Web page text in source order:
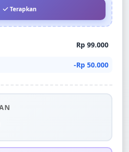
Terapkan
Rp 99.000
-Rp 50.000